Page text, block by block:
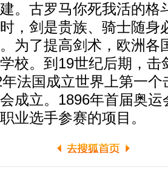
。古罗马你死我活的格
，剑是贵族、骑士随身
为了提高剑术，欧洲各
校。到19世纪后期，击
法国成立世界上第一个
成立。1896年首届奥
业选手参赛的项目。